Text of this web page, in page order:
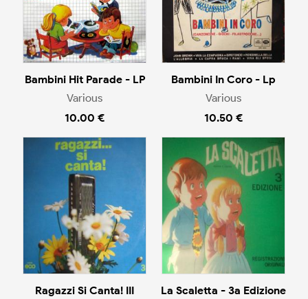
Bambini Hit Parade - LP
Various
10.00 €
Bambini In Coro - Lp
Various
10.50 €
Ragazzi Si Canta! III
La Scaletta - 3a Edizione